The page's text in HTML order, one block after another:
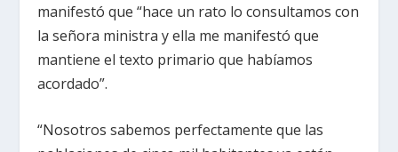
manifestó que “hace un rato lo consultamos con
la señora ministra y ella me manifestó que
mantiene el texto primario que habíamos
acordado”.
“Nosotros sabemos perfectamente que las